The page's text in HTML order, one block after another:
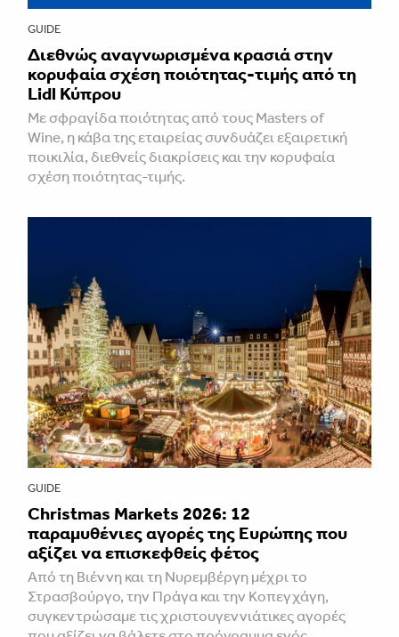
GUIDE
Διεθνώς αναγνωρισμένα κρασιά στην
κορυφαία σχέση ποιότητας-τιμής από τη
Lidl Κύπρου
Με σφραγίδα ποιότητας από τους Masters of
Wine, η κάβα της εταιρείας συνδυάζει εξαιρετική
ποικιλία, διεθνείς διακρίσεις και την κορυφαία
σχέση ποιότητας-τιμής.
GUIDE
Christmas Markets 2026: 12
παραμυθένιες αγορές της Ευρώπης που
αξίζει να επισκεφθείς φέτος
Από τη Βιέννη και τη Νυρεμβέργη μέχρι το
Στρασβούργο, την Πράγα και την Κοπεγχάγη,
συγκεντρώσαμε τις χριστουγεννιάτικες αγορές